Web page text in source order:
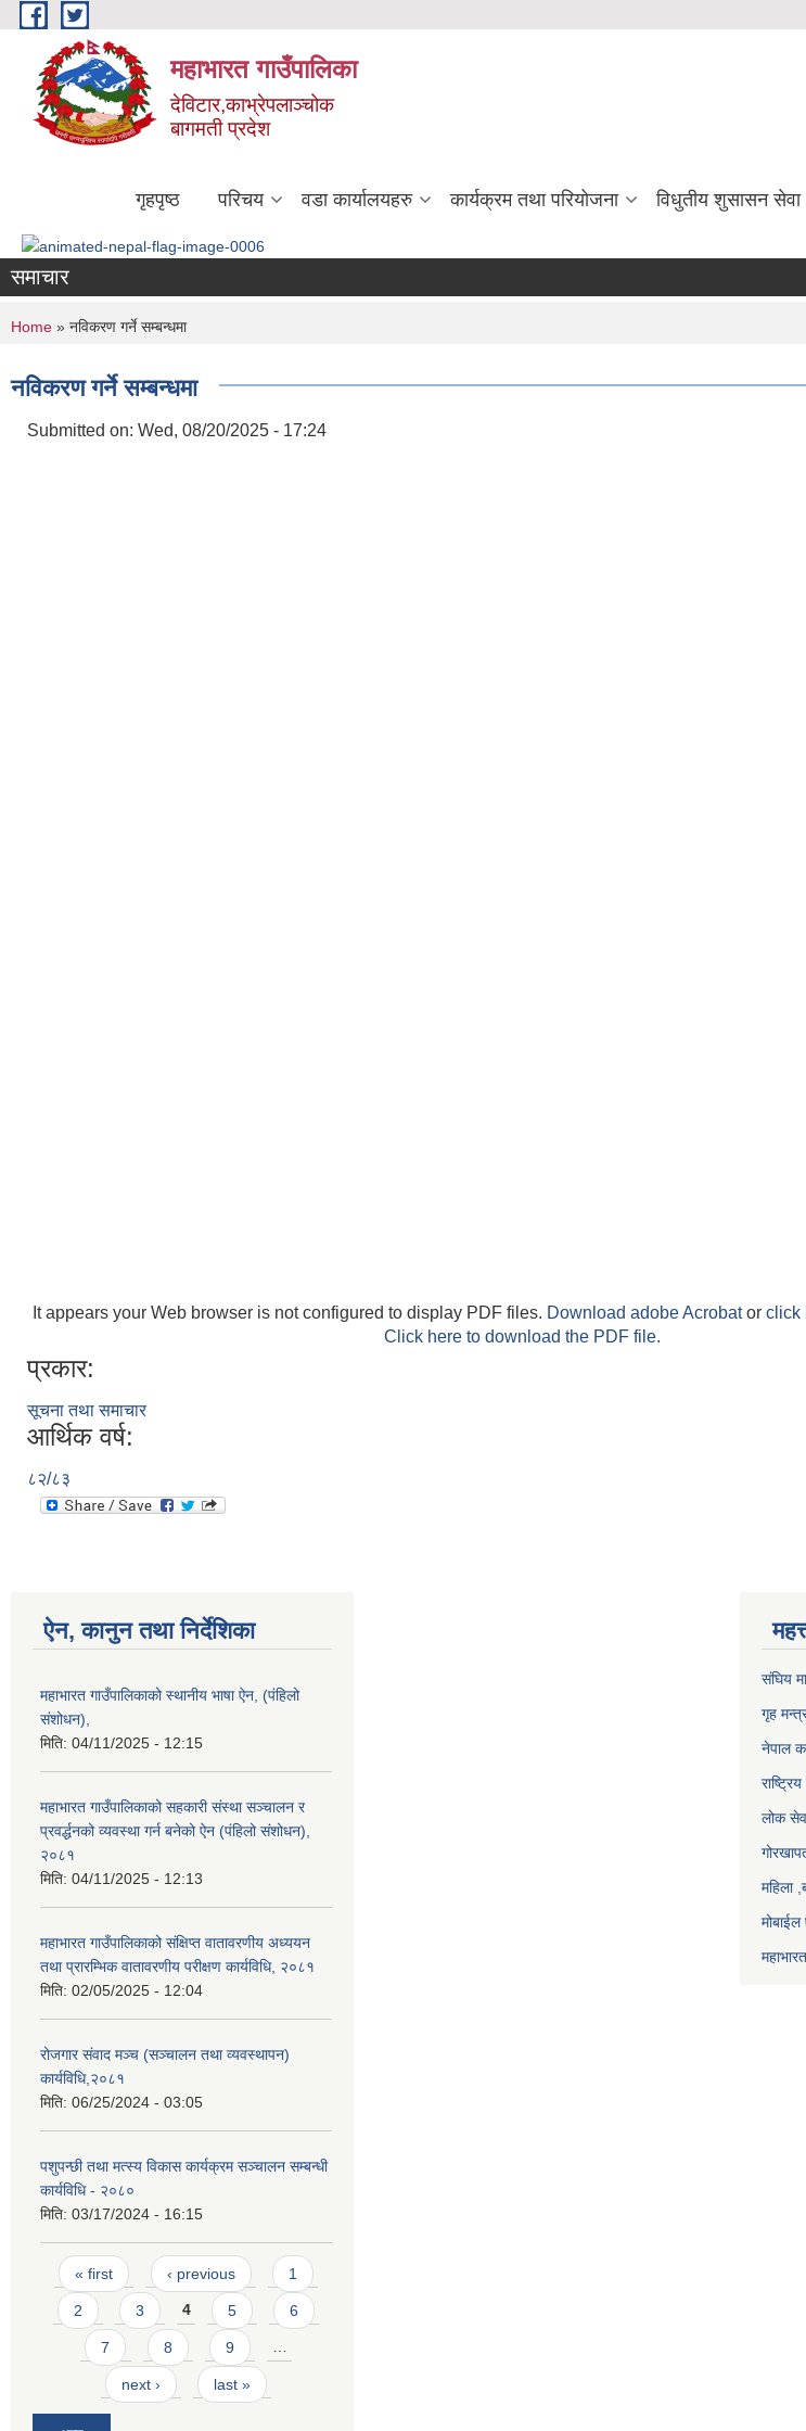
Skip to main content
महाभारत गाउँपालिका
देविटार,काभ्रेपलाञ्चोक
बागमती प्रदेश
गृहपृष्ठ परिचय वडा कार्यालयहरु कार्यक्रम तथा परियोजना विधुतीय शुसासन सेवा
समाचार
You are here
Home » नविकरण गर्ने सम्बन्धमा
नविकरण गर्ने सम्बन्धमा
Submitted on: Wed, 08/20/2025 - 17:24
It appears your Web browser is not configured to display PDF files. Download adobe Acrobator click
Click here to download the PDF file.
प्रकार:
सूचना तथा समाचार
आर्थिक वर्ष:
८२/८३
ऐन, कानुन तथा निर्देशिका
महाभारत गाउँपालिकाको स्थानीय भाषा ऐन, (पंहिलो
संशोधन),
मिति: 04/11/2025 - 12:15
महाभारत गाउँपालिकाको सहकारी संस्था सञ्चालन र
प्रवर्द्धनको व्यवस्था गर्न बनेको ऐन (पंहिलो संशोधन),
२०८१
मिति: 04/11/2025 - 12:13
महाभारत गाउँपालिकाको संक्षिप्त वातावरणीय अध्ययन
तथा प्रारम्भिक वातावरणीय परीक्षण कार्यविधि, २०८१
मिति: 02/05/2025 - 12:04
रोजगार संवाद मञ्च (सञ्चालन तथा व्यवस्थापन)
कार्यविधि,२०८१
मिति: 06/25/2024 - 03:05
पशुपन्छी तथा मत्स्य विकास कार्यक्रम सञ्चालन सम्बन्धी
कार्यविधि - २०८०
मिति: 03/17/2024 - 16:15
Pages
« first ‹ previous 1
2 3 4 5 6
7 8 9 …
next › last »
संघिय
गृह
नेपाल
लोक
महिला
मोबाईल